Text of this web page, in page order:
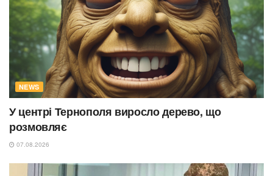
NEWS
У центрі Тернополя виросло дерево, що
розмовляє
07.08.2026